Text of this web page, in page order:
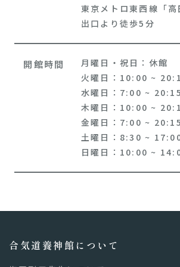
東京メトロ東西線「
出口より徒歩5分
開館時間
月曜日・祝日：休館
火曜日：10:00 ~
水曜日：7:00 ~ 20:15
木曜日：10:00 ~
金曜日：7:00 ~ 20:15
土曜日：8:30 ~
日曜日：10:00 ~
合気道養神館について